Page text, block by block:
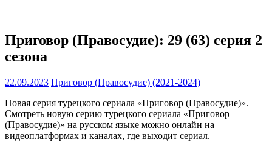
Приговор (Правосудие): 29 (63) серия 2
сезона
22.09.2023 Приговор (Правосудие) (2021-2024)
Новая серия турецкого сериала «Приговор (Правосудие)».
Смотреть новую серию турецкого сериала «Приговор
(Правосудие)» на русском языке можно онлайн на
видеоплатформах и каналах, где выходит сериал.